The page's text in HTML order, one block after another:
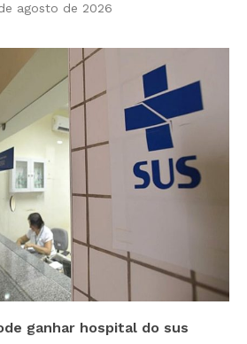
agosto de 2026
ganhar hospital do sus